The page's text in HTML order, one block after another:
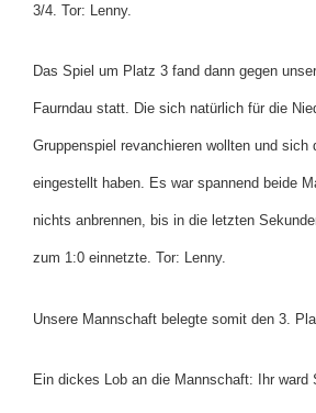
3/4. Tor: Lenny.
Das Spiel um Platz 3 fand dann gegen
Faurndau statt. Die sich natürlich für die
Gruppenspiel revanchieren wollten und sich
eingestellt haben. Es war spannend beide
nichts anbrennen, bis in die letzten
zum 1:0 einnetzte. Tor: Lenny.
Unsere Mannschaft belegte somit den 3.
Ein dickes Lob an die Mannschaft: Ihr ward